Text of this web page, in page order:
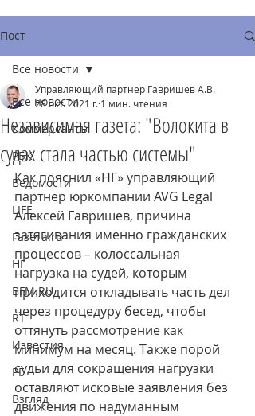
Пост
Все новости
Коммерсантъ
РБК
Ведомости
LIFE
Газета.ru
НГ
BFM.RU
RT
Известия
РГ
Взгляд
Все новости
Независимая газета: "Волокита в
судах стала частью системы"
Управляющий партнер Гавришев А.В.
28 окт. 2021 г. 1 мин. чтения
Как пояснил «НГ» управляющий
партнер юркомпании AVG Legal
Алексей Гавришев, причина
затягивания именно гражданских
процессов – колоссальная
нагрузка на судей, которым
приходится откладывать часть дел
через процедуру бесед, чтобы
оттянуть рассмотрение как
минимум на месяц. Также порой
судьи для сокращения нагрузки
оставляют исковые заявления без
движения по надуманным